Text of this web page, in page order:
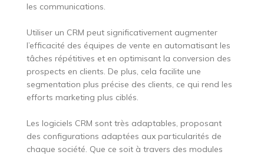
les communications.
Utiliser un CRM peut significativement augmenter
l’efficacité des équipes de vente en automatisant les
tâches répétitives et en optimisant la conversion des
prospects en clients. De plus, cela facilite une
segmentation plus précise des clients, ce qui rend les
efforts marketing plus ciblés.
Les logiciels CRM sont très adaptables, proposant
des configurations adaptées aux particularités de
chaque société. Que ce soit à travers des modules